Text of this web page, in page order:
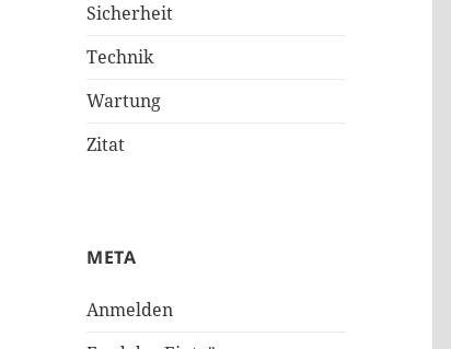
Sicherheit
Technik
Wartung
Zitat
META
Anmelden